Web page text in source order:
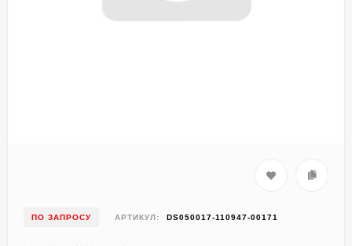
ПО ЗАПРОСУ АРТИКУЛ: DS050017-110947-00171